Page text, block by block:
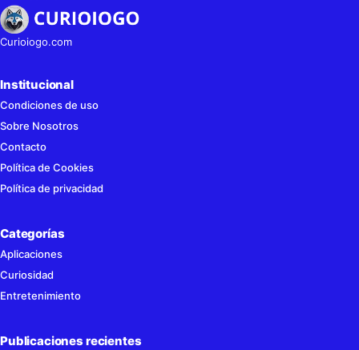
Curioiogo.com
Institucional
Condiciones de uso
Sobre Nosotros
Contacto
Política de Cookies
Política de privacidad
Categorías
Aplicaciones
Curiosidad
Entretenimiento
Publicaciones recientes